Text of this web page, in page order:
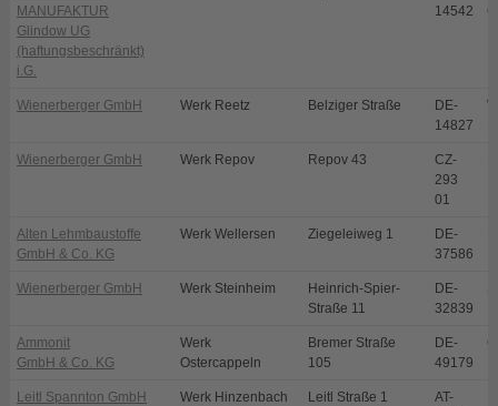
MANUFAKTUR
Glindow UG
(haftungsbeschränkt)
i.G.
14542
Wienerberger GmbH Werk Reetz Belziger Straße
DE-
14827
Wienerberger GmbH Werk Repov Repov 43
CZ-
293
01
Alten Lehmbaustoffe
GmbH & Co. KG
Werk Wellersen Ziegeleiweg 1
DE-
37586
Wienerberger GmbH Werk Steinheim
Heinrich-Spier-
Straße 11
DE-
32839
Ammonit
GmbH & Co. KG
Werk
Ostercappeln
Bremer Straße
105
DE-
49179
Leitl Spannton GmbH Werk Hinzenbach Leitl Straße 1
AT-